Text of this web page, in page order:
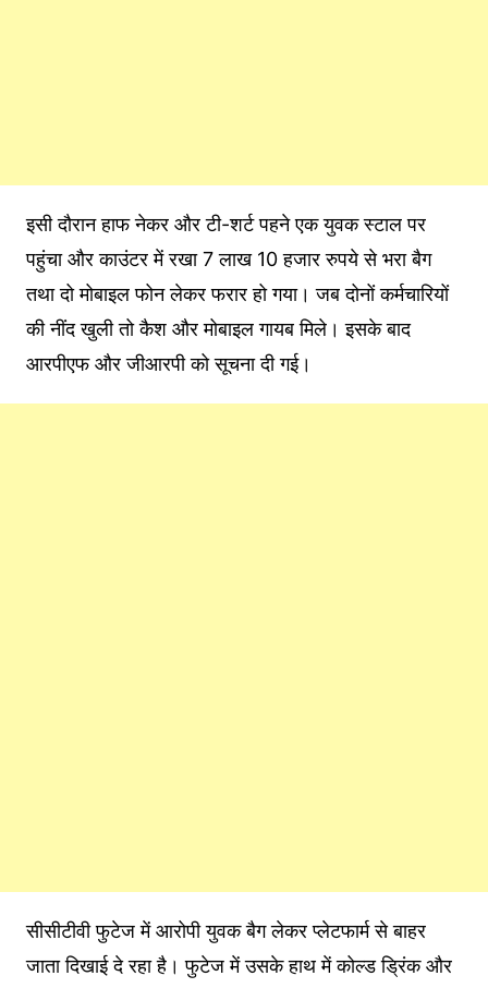
इसी दौरान हाफ नेकर और टी-शर्ट पहने एक युवक स्टाल पर
पहुंचा और काउंटर में रखा 7 लाख 10 हजार रुपये से भरा बैग
तथा दो मोबाइल फोन लेकर फरार हो गया। जब दोनों कर्मचारियों
की नींद खुली तो कैश और मोबाइल गायब मिले। इसके बाद
आरपीएफ और जीआरपी को सूचना दी गई।
सीसीटीवी फुटेज में आरोपी युवक बैग लेकर प्लेटफार्म से बाहर
जाता दिखाई दे रहा है। फुटेज में उसके हाथ में कोल्ड ड्रिंक और